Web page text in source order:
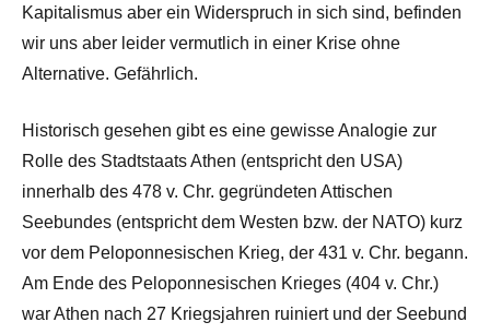
Kapitalismus aber ein Widerspruch in sich sind, befinden
wir uns aber leider vermutlich in einer Krise ohne
Alternative. Gefährlich.
Historisch gesehen gibt es eine gewisse Analogie zur
Rolle des Stadtstaats Athen (entspricht den USA)
innerhalb des 478 v. Chr. gegründeten Attischen
Seebundes (entspricht dem Westen bzw. der NATO) kurz
vor dem Peloponnesischen Krieg, der 431 v. Chr. begann.
Am Ende des Peloponnesischen Krieges (404 v. Chr.)
war Athen nach 27 Kriegsjahren ruiniert und der Seebund